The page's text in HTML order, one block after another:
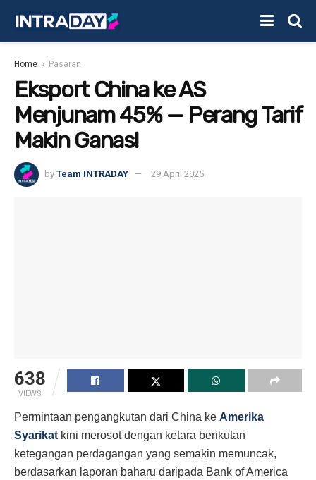
Home Pasaran
Eksport China ke AS
Menjunam 45% — Perang Tarif
Makin Ganas!
by Team INTRADAY 29 April 2025
638
VIEWS
Permintaan pengangkutan dari China ke Amerika
Syarikat kini merosot dengan ketara berikutan
ketegangan perdagangan yang semakin memuncak,
berdasarkan laporan baharu daripada Bank of America